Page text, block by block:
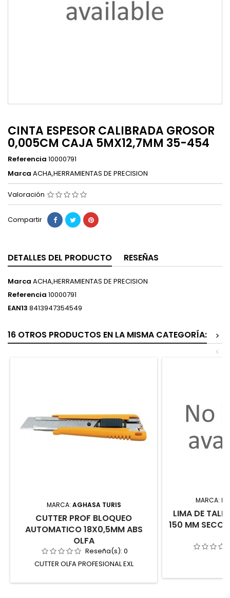
CINTA ESPESOR CALIBRADA GROSOR
0,005CM CAJA 5MX12,7MM 35-454
Referencia 10000791
Marca ACHA,HERRAMIENTAS DE PRECISION
Valoración
Compartir
DETALLES DEL PRODUCTO RESEÑAS
Marca ACHA,HERRAMIENTAS DE PRECISION
Referencia 10000791
EAN13 8413947354549
16 OTROS PRODUCTOS EN LA MISMA CATEGORÍA:
>
<
MARCA: AGHASA TURIS
CUTTER PROF BLOQUEO
AUTOMATICO 18X0,5MM ABS
OLFA
Reseña(s): 0
CUTTER OLFA PROFESIONAL EXL
MARCA:
LIMA DE
150 MM